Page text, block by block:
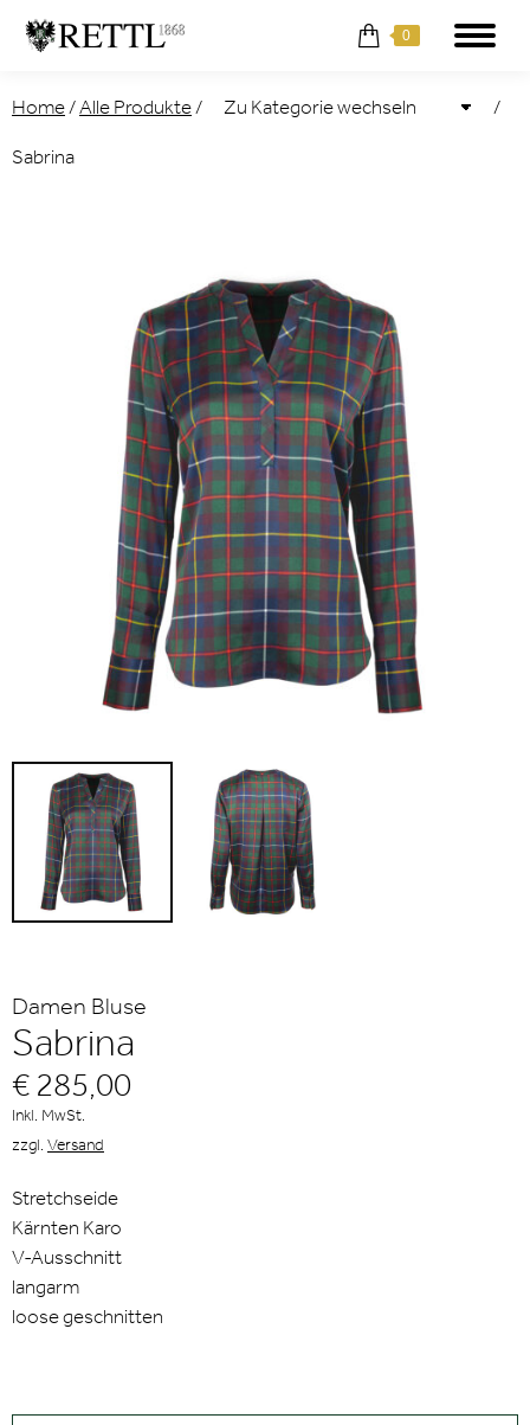
0
Home / Alle Produkte / /
Sabrina
Damen Bluse
Sabrina
€ 285,00
Inkl. MwSt.
zzgl. Versand
Stretchseide
Kärnten Karo
V-Ausschnitt
langarm
loose geschnitten